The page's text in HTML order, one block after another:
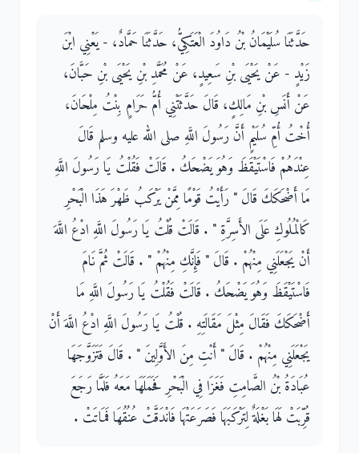
حَدَّثَنَا سُلَيْمَانُ بْنُ دَاوُدَ الْعَتَكِيُّ، حَدَّثَنَا حَمَّادٌ، - يَعْنِي ابْنَ
زَيْدٍ - عَنْ يَحْيَى بْنِ سَعِيدٍ، عَنْ مُحَمَّدِ بْنِ يَحْيَى بْنِ حَبَّانَ،
عَنْ أَنَسِ بْنِ مَالِكٍ، قَالَ حَدَّثَتْنِي أُمُّ حَرَامٍ بِنْتُ مِلْحَانَ،
أُخْتُ أُمِّ سُلَيْمٍ أَنَّ رَسُولَ اللَّهِ صلى الله عليه وسلم قَالَ
عِنْدَهُمْ فَاسْتَيْقَظَ وَهُوَ يَضْحَكُ ‏.‏ قَالَتْ فَقُلْتُ يَا رَسُولَ اللَّهِ
مَا أَضْحَكَكَ قَالَ ‏"‏ رَأَيْتُ قَوْمًا مِمَّنْ يَرْكَبُ ظَهْرَ هَذَا الْبَحْرِ
كَالْمُلُوكِ عَلَى الأَسِرَّةِ ‏"‏ ‏.‏ قَالَتْ قُلْتُ يَا رَسُولَ اللَّهِ ادْعُ اللَّهَ
أَنْ يَجْعَلَنِي مِنْهُمْ ‏.‏ قَالَ ‏"‏ فَإِنَّكِ مِنْهُمْ ‏"‏ ‏.‏ قَالَتْ ثُمَّ نَامَ
فَاسْتَيْقَظَ وَهُوَ يَضْحَكُ ‏.‏ قَالَتْ فَقُلْتُ يَا رَسُولَ اللَّهِ مَا
أَضْحَكَكَ فَقَالَ مِثْلَ مَقَالَتِهِ ‏.‏ قُلْتُ يَا رَسُولَ اللَّهِ ادْعُ اللَّهَ أَنْ
يَجْعَلَنِي مِنْهُمْ ‏.‏ قَالَ ‏"‏ أَنْتِ مِنَ الأَوَّلِينَ ‏"‏ ‏.‏ قَالَ فَتَزَوَّجَهَا
عُبَادَةُ بْنُ الصَّامِتِ فَغَزَا فِي الْبَحْرِ فَحَمَلَهَا مَعَهُ فَلَمَّا رَجَعَ
قُرِّبَتْ لَهَا بَغْلَةٌ لِتَرْكَبَهَا فَصَرَعَتْهَا فَانْدَقَّتْ عُنُقُهَا فَمَاتَتْ ‏.‏